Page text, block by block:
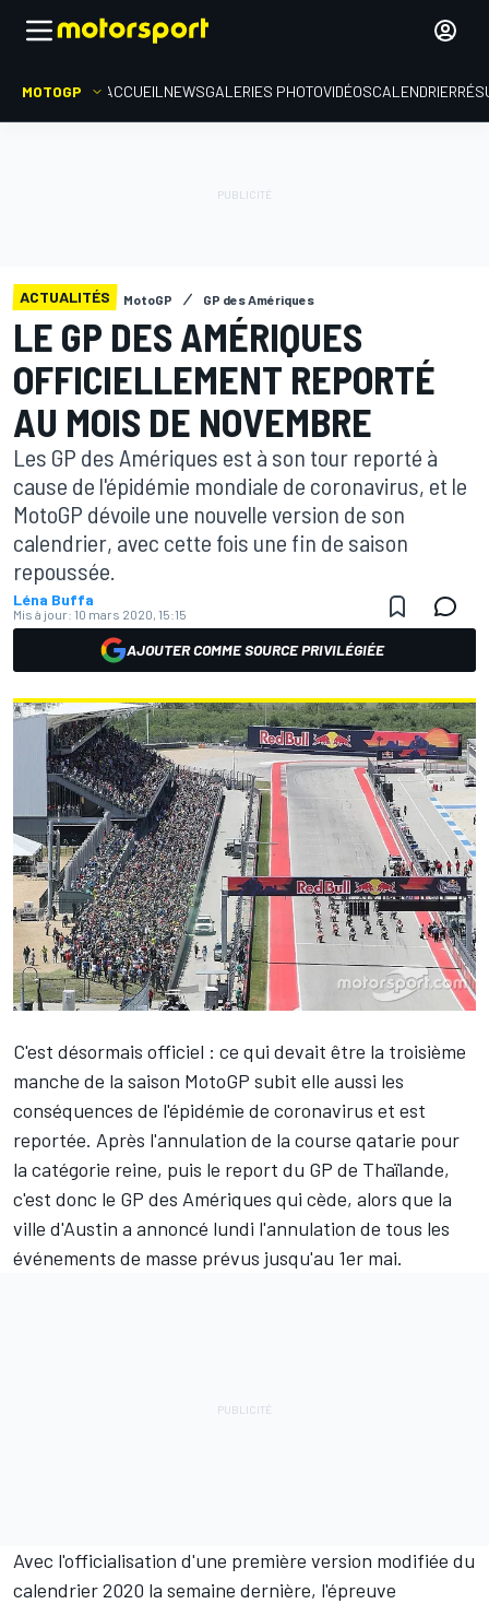
MOTOGP ACCUEIL NEWSGALERIES PHOTOVIDÉOSCALENDRIER
ACTUALITÉS MotoGP GP des Amériques
LE GP DES AMÉRIQUES
OFFICIELLEMENT REPORTÉ
AU MOIS DE NOVEMBRE
Les GP des Amériques est à son tour reporté à
cause de l'épidémie mondiale de coronavirus, et le
MotoGP dévoile une nouvelle version de son
calendrier, avec cette fois une fin de saison
repoussée.
Léna Buffa
Mis à jour: 10 mars 2020, 15:15
AJOUTER COMME SOURCE PRIVILÉGIÉE
C'est désormais officiel : ce qui devait être la troisième
manche de la saison MotoGP subit elle aussi les
conséquences de l'épidémie de coronavirus et est
reportée. Après l'annulation de la course qatarie pour
la catégorie reine, puis le report du GP de Thaïlande,
c'est donc le GP des Amériques qui cède, alors que la
ville d'Austin a annoncé lundi l'annulation de tous les
événements de masse prévus jusqu'au 1er mai.
Avec l'officialisation d'une première version modifiée du
calendrier 2020 la semaine dernière, l'épreuve